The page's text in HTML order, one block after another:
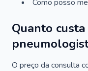
Como posso
Quanto
O preço da consulta